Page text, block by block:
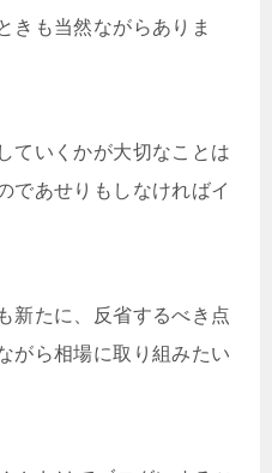
きも当然ながらありま
ていくかが大切なことは
であせりもしなければイ
新たに、反省するべき点
がら相場に取り組みたい